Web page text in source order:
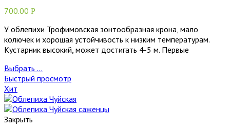
700.00 Р
У облепихи Трофимовская зонтообразная крона, мало
колючек и хорошая устойчивость к низким температурам.
Кустарник высокий, может достигать 4-5 м. Первые
Выбрать ...
Быстрый просмотр
Хит
Закрыть